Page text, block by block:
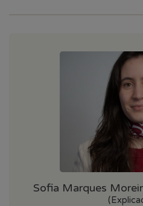
Sofia Marques